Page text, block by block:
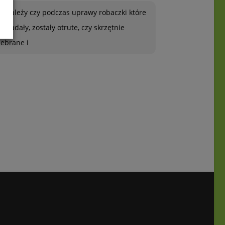
To zależy czy podczas uprawy robaczki które
ją zjadały, zostały otrute, czy skrzętnie
i